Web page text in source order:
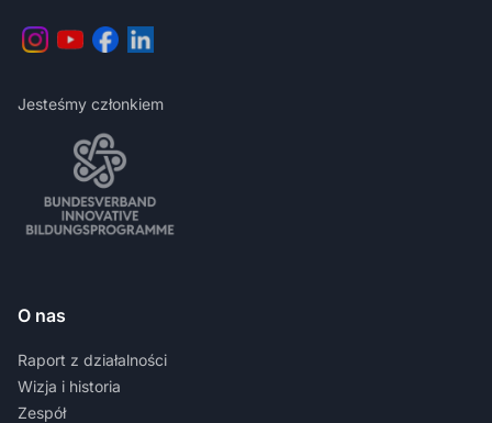
Jesteśmy członkiem
O nas
Raport z działalności
Wizja i historia
Zespół